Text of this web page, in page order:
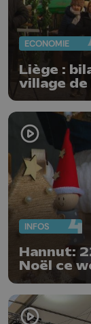
ECONOMIE
Liège :
village de
INFOS
Hannut:
Noël ce